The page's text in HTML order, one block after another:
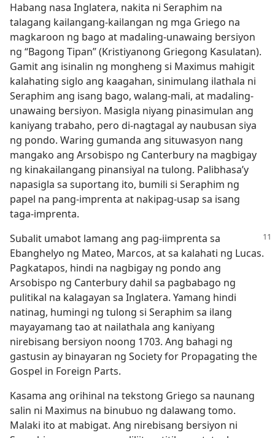
Habang nasa Inglatera, nakita ni Seraphim na
talagang kailangang-kailangan ng mga Griego na
magkaroon ng bago at madaling-unawaing bersiyon
ng “Bagong Tipan” (Kristiyanong Griegong Kasulatan).
Gamit ang isinalin ng mongheng si Maximus mahigit
kalahating siglo ang kaagahan, sinimulang ilathala ni
Seraphim ang isang bago, walang-mali, at madaling-
unawaing bersiyon. Masigla niyang pinasimulan ang
kaniyang trabaho, pero di-nagtagal ay naubusan siya
ng pondo. Waring gumanda ang situwasyon nang
mangako ang Arsobispo ng Canterbury na magbigay
ng kinakailangang pinansiyal na tulong. Palibhasa’y
napasigla sa suportang ito, bumili si Seraphim ng
papel na pang-imprenta at nakipag-usap sa isang
taga-imprenta.
Subalit umabot lamang ang pag-iimprenta sa
Ebanghelyo ng Mateo, Marcos, at sa kalahati ng Lucas.
Pagkatapos, hindi na nagbigay ng pondo ang
Arsobispo ng Canterbury dahil sa pagbabago ng
pulitikal na kalagayan sa Inglatera. Yamang hindi
natinag, humingi ng tulong si Seraphim sa ilang
mayayamang tao at nailathala ang kaniyang
nirebisang bersiyon noong 1703. Ang bahagi ng
gastusin ay binayaran ng Society for Propagating the
Gospel in Foreign Parts.
Kasama ang orihinal na tekstong Griego sa naunang
salin ni Maximus na binubuo ng dalawang tomo.
Malaki ito at mabigat. Ang nirebisang bersiyon ni